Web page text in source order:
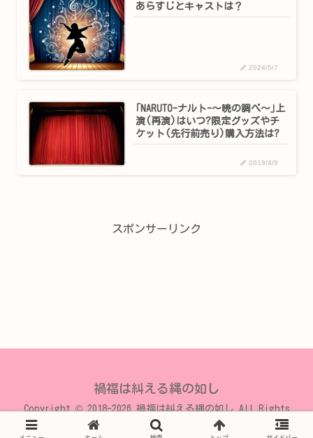
あらすじとキャストは？
2024/5/7
｢NARUTO-ナルト-～暁の調べ～｣上
演(再演)はいつ?限定グッズやチ
ケット(先行前売り)購入方法は?
2019/4/9
スポンサーリンク
禍福は糾える縄の如し
Copyright © 2018-2026 禍福は糾える縄の如し All Rights
Reserved.